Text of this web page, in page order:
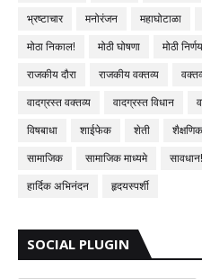
भ्रष्टाचार
मनोरंजन महाघोटाळा
मोठा निकाल!
मोठी घोषणा मोठी निर्णय
राजकीय दौरा
राजकीय वक्तव्य
वादग्रस्त वक्तव्य
वादग्रस्त विधान
विषबाधा
शाईफेक शेती शैक्षणिक
सामाजिक
सामाजिक माध्यमे सावधान!
हार्दिक अभिनंदन
हृदयस्पर्शी
SOCIAL PLUGIN